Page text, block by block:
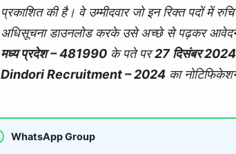
प्रकाशित की है। वे उम्मीदवार जो इन रिक्त पदों में
अधिसूचना डाउनलोड करके उसे अच्छे से पढ़कर
मध्य प्रदेश – 481990 के पते पर27 दिसंबर 2024
Dindori Recruitment – 2024 का
WhatsApp Group